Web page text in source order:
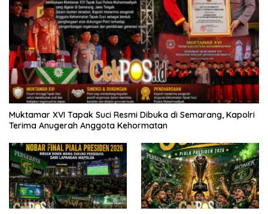
Muktamar XVI Tapak Suci Resmi Dibuka di Semarang, Kapolri
Terima Anugerah Anggota Kehormatan